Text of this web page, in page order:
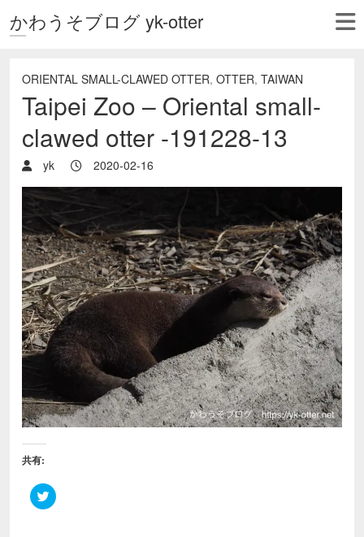
かわうそブログ yk-otter
ORIENTAL SMALL-CLAWED OTTER, OTTER, TAIWAN
Taipei Zoo – Oriental small-
clawed otter -191228-13
yk 2020-02-16
共有:
ク
リ